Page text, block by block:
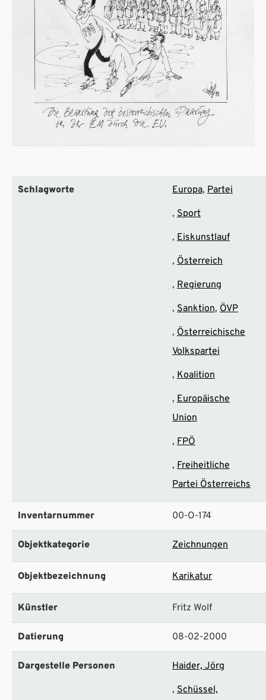
Schlagworte Europa Partei
Sport
Eiskunstlauf
Österreich
Regierung
Sanktion ÖVP
Österreichische
Volkspartei
Koalition
Europäische
Union
FPÖ
Freiheitliche
Partei Österreichs
Inventarnummer 00-O-174
Objektkategorie Zeichnungen
Objektbezeichnung Karikatur
Künstler Fritz Wolf
Datierung 08-02-2000
Dargestelle Personen
Haider, Jörg
Schüssel,